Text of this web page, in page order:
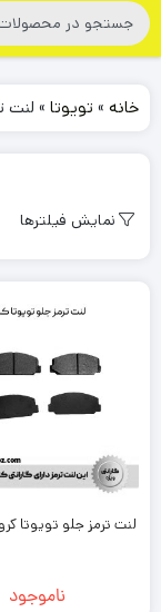
خانه » تویوتا » لنت
نمایش فیلترها
لنت ترمز جلو تویوتا
ناموجود